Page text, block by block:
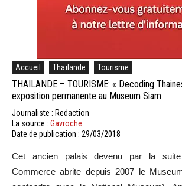
Accueil Thaïlande Tourisme
THAILANDE – TOURISME: « Decoding
exposition permanente au Museum Siam
Journaliste : Redaction
La source : Gavroche
Date de publication : 29/03/2018
Cet ancien palais devenu par la
Commerce abrite depuis 2007 le